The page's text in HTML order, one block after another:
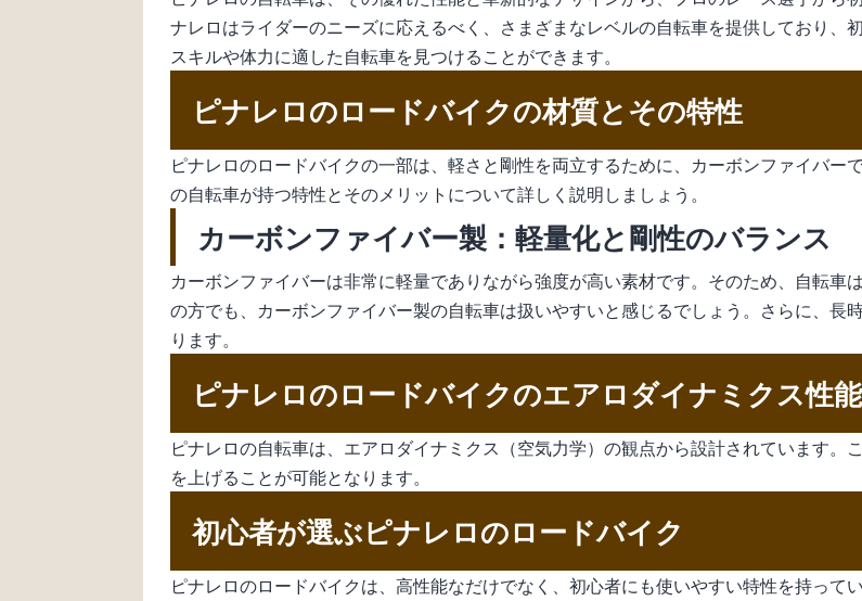
ナレロはライダーのニーズに応えるべく、さまざまなレベルの自転車を提供しており、
スキルや体力に適した自転車を見つけることができます。
ピナレロのロードバイクの材質とその特性
ピナレロのロードバイクの一部は、軽さと剛性を両立するために、カーボンファイバ
の自転車が持つ特性とそのメリットについて詳しく説明しましょう。
カーボンファイバー製：軽量化と剛性のバランス
カーボンファイバーは非常に軽量でありながら強度が高い素材です。そのため、自転
の方でも、カーボンファイバー製の自転車は扱いやすいと感じるでしょう。さらに、長
ります。
ピナレロのロードバイクのエアロダイナミクス性能
ピナレロの自転車は、エアロダイナミクス（空気力学）の観点から設計されています
を上げることが可能となります。
初心者が選ぶピナレロのロードバイク
ピナレロのロードバイクは、高性能なだけでなく、初心者にも使いやすい特性を持って